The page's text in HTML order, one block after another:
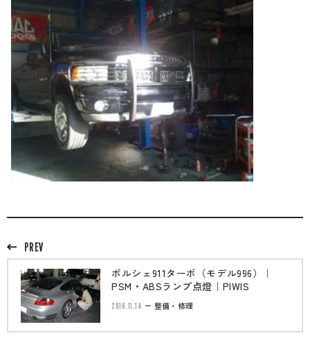
PREV
ポルシェ911ターボ（モデル996）｜
PSM・ABSランプ点燈｜PIWIS
2016.11.14 整備・修理